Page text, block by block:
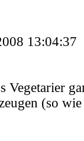
13:04:37
Vegetarier
(so